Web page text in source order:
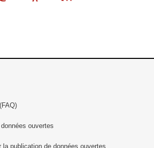
ouvertes
la publication de données ouvertes